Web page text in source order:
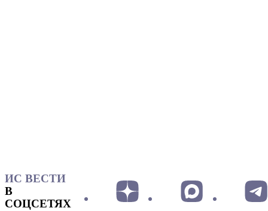
ИС ВЕСТИ
В
СОЦСЕТЯХ